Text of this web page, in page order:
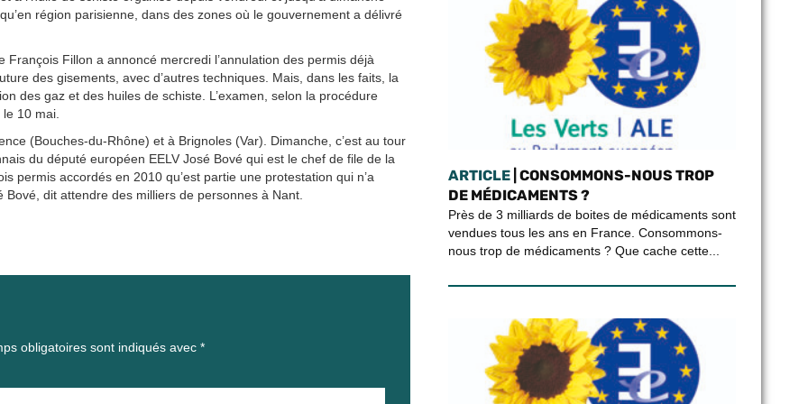
région parisienne, dans des zones où le gouvernement a délivré
Fillon a annoncé mercredi l’annulation des permis déjà
des gisements, avec d’autres techniques. Mais, dans les faits, la
des gaz et des huiles de schiste. L’examen, selon la procédure
10 mai.
(Bouches-du-Rhône) et à Brignoles (Var). Dimanche, c’est au tour
du député européen EELV José Bové qui est le chef de file de la
permis accordés en 2010 qu’est partie une protestation qui n’a
dit attendre des milliers de personnes à Nant.
obligatoires sont indiqués avec *
ARTICLE| CONSOMMONS-NOUS TROP
DE MÉDICAMENTS ?
Près de 3 milliards de boites de médicaments sont
vendues tous les ans en France. Consommons-
nous trop de médicaments ? Que cache cette...